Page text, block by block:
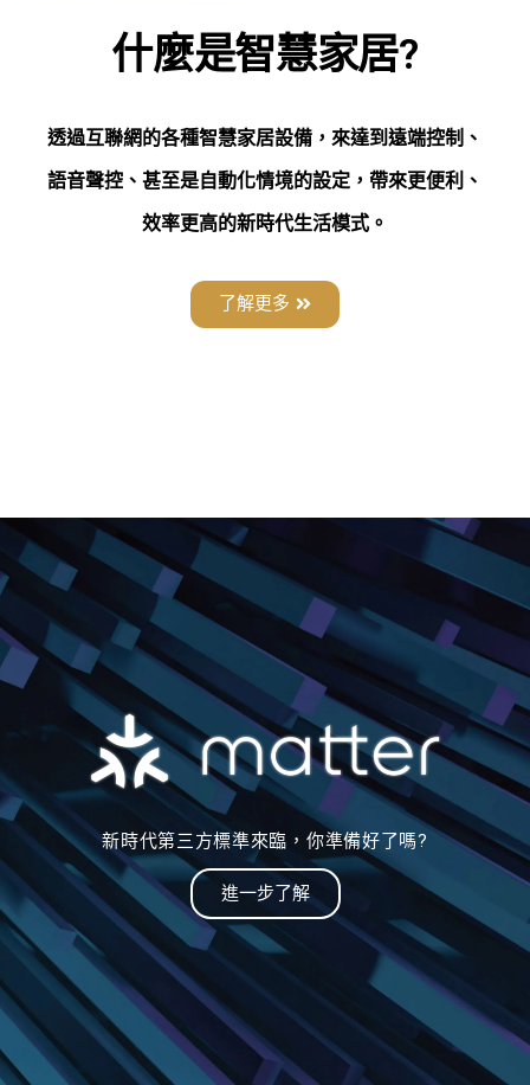
什麼是智慧家居?
透過互聯網的各種智慧家居設備，來達到遠端控制、
語音聲控、甚至是自動化情境的設定，帶來更便利、
效率更高的新時代生活模式。
了解更多
新時代第三方標準來臨，你準備好了嗎?
進一步了解